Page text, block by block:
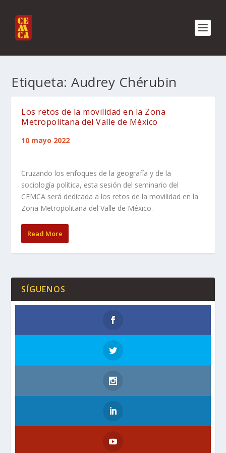
Etiqueta:Audrey Chérubin
Los retos de la movilidad en la Zona
Metropolitana del Valle de México
10 mayo 2022
Cruzando los enfoques de la geografía y de la
sociología política, esta sesión del seminario del
CEMCA será dedicada a los retos de la movilidad en la
Zona Metropolitana del Valle de México.
Read More
SÍGUENOS